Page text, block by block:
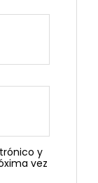
y
vez